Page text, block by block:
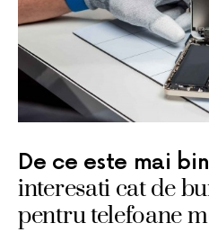
De ce este mai
interesati cat de
pentru telefoane